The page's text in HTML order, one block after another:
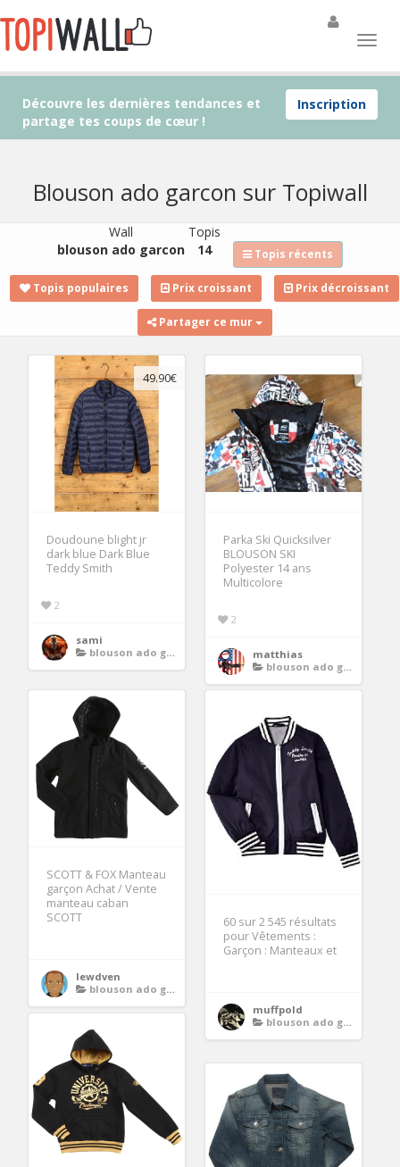
Inscription
Découvre les dernières tendances et
partage tes coups de cœur !
Blouson ado garcon sur Topiwall
Wall
blouson ado garcon
Topis
14
Topis récents
Topis populaires Prix croissant Prix décroissant
Partager ce mur
49.90€
Doudoune blight jr
dark blue Dark Blue
Teddy Smith
2
sami
blouson ado garcon
Parka Ski Quicksilver
BLOUSON SKI
Polyester 14 ans
Multicolore
2
matthias
blouson ado garcon
SCOTT & FOX Manteau
garçon Achat / Vente
manteau caban
SCOTT
lewdven
blouson ado garcon
60 sur 2 545 résultats
pour Vêtements :
Garçon : Manteaux et
muffpold
blouson ado garcon